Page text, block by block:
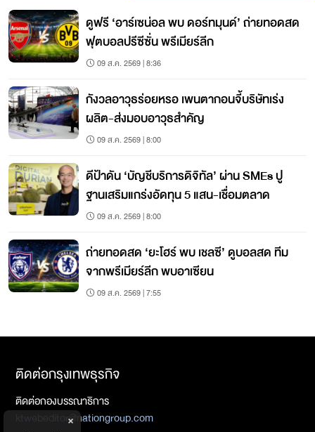
ดูฟรี ‘อาร์เซน่อล พบ ดอร์ทมุนด์’ ถ่ายทอดสด
ฟุตบอลปรีซีซั่น พรีเมียร์ลีก
09 ส.ค. 2569 | 8:36
กังวลอาวุธร่อยหรอ เพนตากอนจี้บริษัทเร่ง
ผลิต-ส่งมอบอาวุธสำคัญ
09 ส.ค. 2569 | 8:00
ดีป้าดัน ‘บัญชีบริการดิจิทัล’ ผ่าน SMEs ปู
ฐานเสริมแกร่งอัดทุน 5 แสน-เชื่อมตลาด
09 ส.ค. 2569 | 8:00
ถ่ายทอดสด ‘ยะโฮร์ พบ เชลซี’ ดูบอลสด ทีม
จากพรีเมียร์ลีก พบอาเซียน
09 ส.ค. 2569 | 7:55
ติดต่อกรุงเทพธุรกิจ
ติดต่อกองบรรณาธิการ
ktwebeditor@nationgroup.com
×